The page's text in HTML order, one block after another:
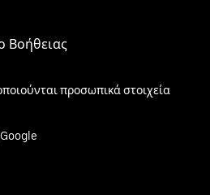
Βοήθειας
προσωπικά στοιχεία